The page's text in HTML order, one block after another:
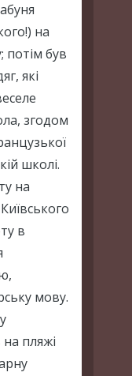
на
потім був
які
згодом
школі.
на
в
мову.
пляжі